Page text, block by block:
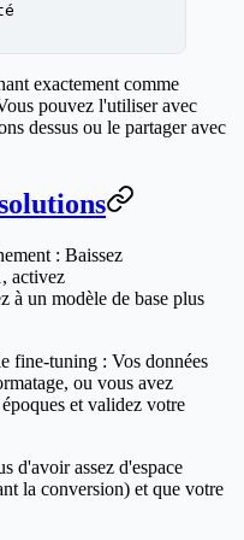
exactement comme
pouvez l'utiliser avec
dessus ou le partager avec
: Baissez
activez
à un modèle de base plus
fine-tuning : Vos données
ou vous avez
et validez votre
d'avoir assez d'espace
la conversion) et que votre